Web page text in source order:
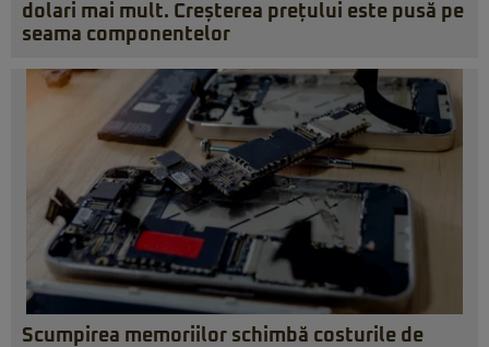
dolari mai mult. Creșterea prețului este pusă pe
seama componentelor
Scumpirea memoriilor schimbă costurile de